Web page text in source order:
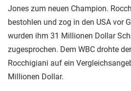
Jones zum neuen Champion.
bestohlen und zog in den USA vor
wurden ihm 31 Millionen Dollar
zugesprochen. Dem WBC drohte
Rocchigiani auf ein
Millionen Dollar.